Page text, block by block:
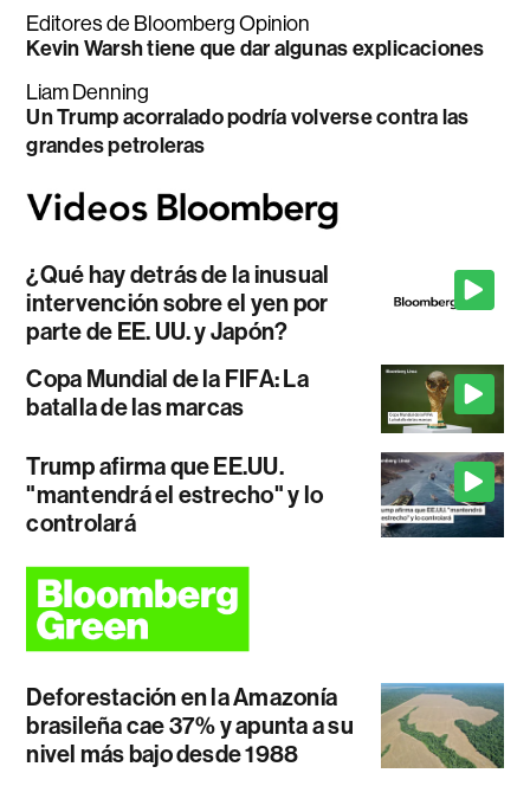
Editores de Bloomberg Opinion
Kevin Warsh tiene que dar algunas explicaciones
Liam Denning
Un Trump acorralado podría volverse contra las
grandes petroleras
¿Qué hay detrás de la inusual
intervención sobre el yen por
parte de EE. UU. y Japón?
Copa Mundial de la FIFA: La
batalla de las marcas
Trump afirma que EE.UU.
"mantendrá el estrecho" y lo
controlará
Deforestación en la Amazonía
brasileña cae 37% y apunta a su
nivel más bajo desde 1988